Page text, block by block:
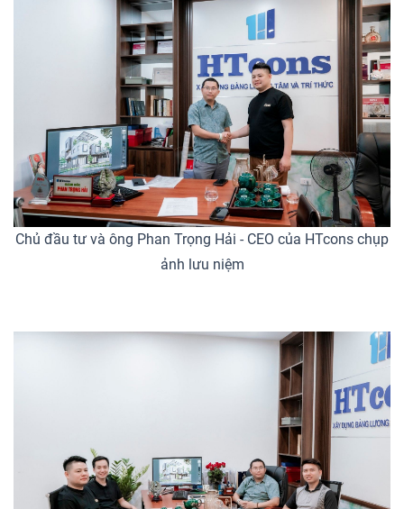
Chủ đầu tư và ông Phan Trọng Hải - CEO của HTcons chụp
ảnh lưu niệm